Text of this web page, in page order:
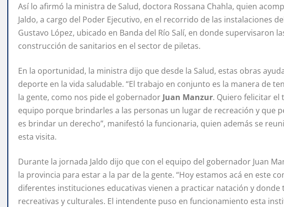
Así lo afirmó la ministra de Salud, doctora Rossana Chahla, quien
Jaldo, a cargo del Poder Ejecutivo, en el recorrido de las instalaciones
Gustavo López, ubicado en Banda del Río Salí, en donde supervisaron
construcción de sanitarios en el sector de piletas.
En la oportunidad, la ministra dijo que desde la Salud, estas obras
deporte en la vida saludable. “El trabajo en conjunto es la manera de
la gente, como nos pide el gobernador Juan Manzur. Quiero felicitar el
equipo porque brindarles a las personas un lugar de recreación y que
es brindar un derecho”, manifestó la funcionaria, quien además se
esta visita.
Durante la jornada Jaldo dijo que con el equipo del gobernador Juan
la provincia para estar a la par de la gente. “Hoy estamos acá en este
diferentes instituciones educativas vienen a practicar natación y donde
recreativas y culturales. El intendente puso en funcionamiento esta